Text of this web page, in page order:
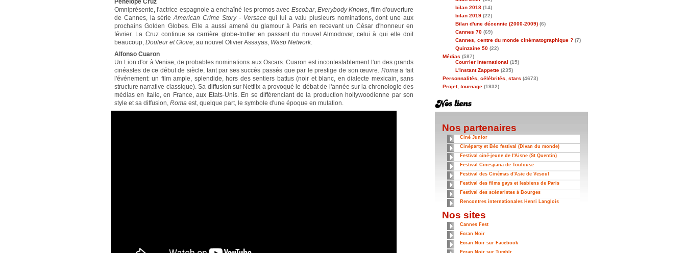
Penélope Cruz
Omniprésente, l'actrice espagnole a enchaîné les promos avec Escobar,Everybody Knows, film d'ouverture
de Cannes, la sérieAmerican Crime Story - Versacequi lui a valu plusieurs nominations, dont une aux
prochains Golden Globes. Elle a aussi amené du glamour à Paris en recevant un César d'honneur en
février. La Cruz continue sa carrière globe-trotter en passant du nouvel Almodovar, celui à qui elle doit
beaucoup, Douleur et Gloire, au nouvel Olivier Assayas, Wasp Network.
Alfonso Cuaron
Un Lion d'or à Venise, de probables nominations aux Oscars. Cuaron est incontestablement l'un des grands
cinéastes de ce début de siècle, tant par ses succès passés que par le prestige de son œuvre. Romaa fait
l'événement: un film ample, splendide, hors des sentiers battus (noir et blanc, en dialecte mexicain, sans
structure narrative classique). Sa diffusion sur Netflix a provoqué le débat de l'année sur la chronologie des
médias en Italie, en France, aux Etats-Unis. En se différenciant de la production hollywoodienne par son
style et sa diffusion, Roma est, quelque part, le symbole d'une époque en mutation.
bilan 2018 (14)
bilan 2019 (22)
Bilan d'une décennie (2000-2009) (6)
Cannes 70 (69)
Cannes, centre du monde cinématographique ? (7)
Quinzaine 50 (22)
Médias (587)
Courrier International (15)
L'instant Zappette (235)
Personnalités, célébrités, stars (4673)
Projet, tournage (1932)
Nos partenaires
Ciné Junior
Cinéparty et Béo festival (Divan du monde)
Festival ciné-jeune de l'Aisne (St Quentin)
Festival Cinespana de Toulouse
Festival des Cinémas d'Asie de Vesoul
Festival des films gays et lesbiens de Paris
Festival des scénaristes à Bourges
Rencontres internationales Henri Langlois
Nos sites
Cannes Fest
Ecran Noir
Ecran Noir sur Facebook
Ecran Noir sur Tumblr